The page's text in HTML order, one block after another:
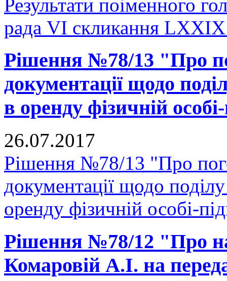
Результати поіменного
рада VI скликання LXXIX
Рішення №78/13 "Про
документації щодо
в оренду фізичній
26.07.2017
Рішення №78/13 "Про
документації щодо
оренду фізичній особі-
Рішення №78/12 "Про
Комаровій А.І. на